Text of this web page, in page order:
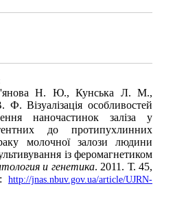
Н. Ю., Кунська Л. М.,
Візуалізація особливостей
наночастинок заліза у
до протипухлинних
молочної залози людини
із феромагнетиком
и генетика. 2011. Т. 45,
http://jnas.nbuv.gov.ua/article/UJRN-